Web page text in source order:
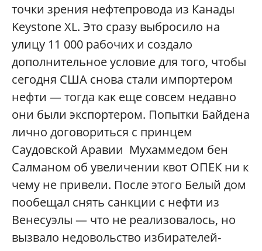
точки зрения нефтепровода из Канады
Keystone XL. Это сразу выбросило на
улицу 11 000 рабочих и создало
дополнительное условие для того, чтобы
сегодня США снова стали импортером
нефти — тогда как еще совсем недавно
они были экспортером. Попытки Байдена
лично договориться с принцем
Саудовской Аравии Мухаммедом бен
Салманом об увеличении квот ОПЕК ни к
чему не привели. После этого Белый дом
пообещал снять санкции с нефти из
Венесуэлы — что не реализовалось, но
вызвало недовольство избирателей-